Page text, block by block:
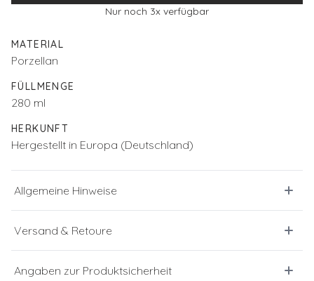
Nur noch 3x verfügbar
MATERIAL
Porzellan
FÜLLMENGE
280 ml
HERKUNFT
Hergestellt in Europa (Deutschland)
Allgemeine Hinweise
Versand & Retoure
Angaben zur Produktsicherheit